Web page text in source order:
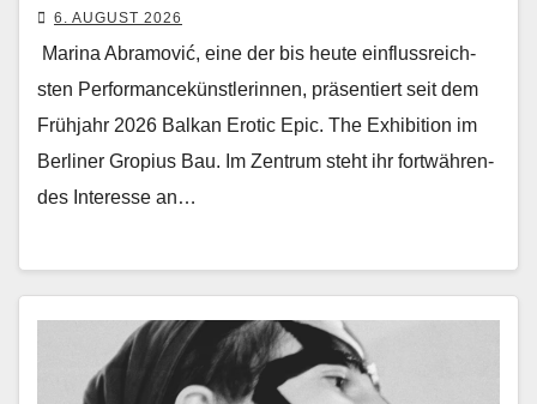
6. AUGUST 2026
Mari­na Abramović, eine der bis heute ein­flussre­ich­
sten Per­for­mancekün­st­lerin­nen, präsen­tiert seit dem
Früh­jahr 2026 Balkan Erot­ic Epic. The Exhi­bi­tion im
Berlin­er Gropius Bau. Im Zen­trum ste­ht ihr fortwähren­
des Inter­esse an…